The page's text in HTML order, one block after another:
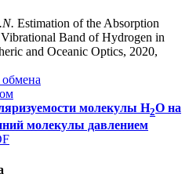
Estimation of the Absorption
Band of Hydrogen in
and Oceanic Optics, 2020,
молекулы Н2О на
молекулы давлением